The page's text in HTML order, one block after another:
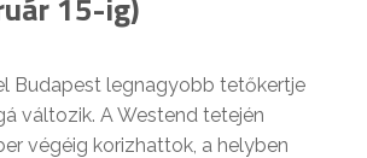
Budapest legnagyobb tetőkertje
változik. A Westend tetején
végéig korizhattok, a helyben